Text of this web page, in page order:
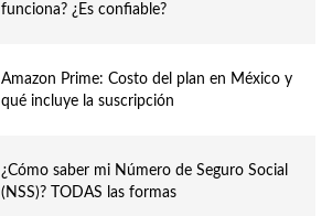
funciona? ¿Es confiable?
Amazon Prime: Costo del plan en México y
qué incluye la suscripción
¿Cómo saber mi Número de Seguro Social
(NSS)? TODAS las formas